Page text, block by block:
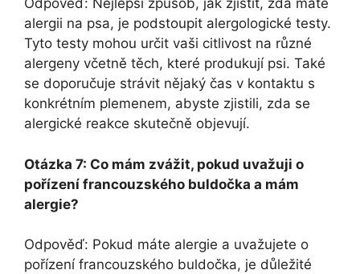
Odpověď:⁢ Nejlepší ‌způsob, jak zjistit, zda⁢ máte
alergii na psa,​ je podstoupit alergologické testy.
Tyto testy mohou určit vaši citlivost na různé
⁣alergeny včetně těch,⁣ které produkují psi. Také
se doporučuje ‍strávit nějaký čas ⁣v kontaktu s
konkrétním plemenem,⁢ abyste ‌zjistili, zda se
alergické reakce⁤ skutečně‌ objevují.
Otázka⁣ 7: Co mám zvážit, pokud uvažuji o
⁢pořízení francouzského buldočka a mám
alergie?
Odpověď:⁣ Pokud ⁣máte⁣ alergie a uvažujete o
pořízení francouzského buldočka, je ‍důležité